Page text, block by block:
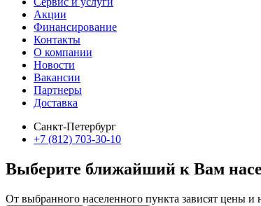
Акции
Финансирование
Контакты
О компании
Новости
Вакансии
Партнеры
Доставка
Санкт-Петербург
+7 (812) 703-30-10
Выберите ближайший к Вам
От выбранного населенного пункта зависят цены и